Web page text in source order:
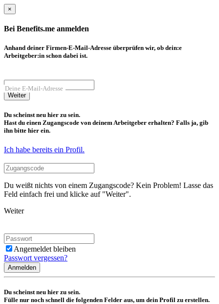
×
Bei Benefits.me anmelden
Anhand deiner Firmen-E-Mail-Adresse überprüfen wir, ob dein:e
Arbeitgeber:in schon dabei ist.
Deine E-Mail-Adresse
Weiter
Du scheinst neu hier zu sein.
Hast du einen Zugangscode von deinem Arbeitgeber erhalten? Falls ja, gib
ihn bitte hier ein.
Ich habe bereits ein Profil.
Du weißt nichts von einem Zugangscode? Kein Problem! Lasse das
Feld einfach frei und klicke auf "Weiter".
Weiter
Angemeldet bleiben
Passwort vergessen?
Anmelden
Du scheinst neu hier zu sein.
Fülle nur noch schnell die folgenden Felder aus, um dein Profil zu erstellen.